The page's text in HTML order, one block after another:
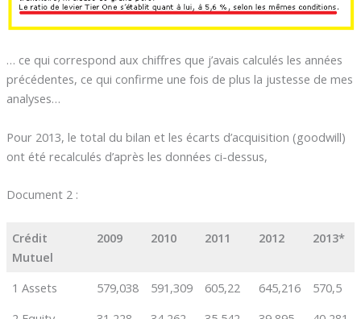
… ce qui correspond aux chiffres que j’avais calculés les années
précédentes, ce qui confirme une fois de plus la justesse de mes
analyses…
Pour 2013, le total du bilan et les écarts d’acquisition (goodwill)
ont été recalculés d’après les données ci-dessus,
Document 2 :
Crédit
Mutuel
2009 2010 2011 2012 2013*
1 Assets 579,038 591,309 605,22 645,216
570,5